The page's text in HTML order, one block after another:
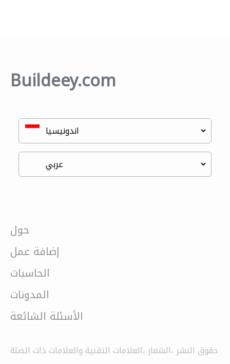
Buildeey.com
حول
إضافة عمل
الحاسبات
المدونات
الأسئلة الشائعة
حقوق النشر ،الشعار ،العلامات التقنية والعلامات ذات الصلة